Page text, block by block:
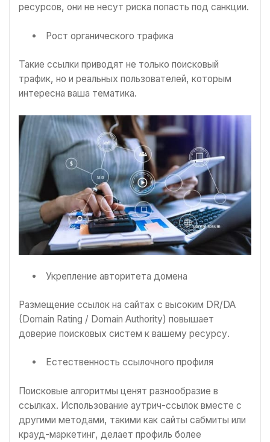
ресурсов, они не несут риска попасть под санкции.
Рост органического трафика
Такие ссылки приводят не только поисковый
трафик, но и реальных пользователей, которым
интересна ваша тематика.
Укрепление авторитета домена
Размещение ссылок на сайтах с высоким DR/DA
(Domain Rating / Domain Authority) повышает
доверие поисковых систем к вашему ресурсу.
Естественность ссылочного профиля
Поисковые алгоритмы ценят разнообразие в
ссылках. Использование аутрич-ссылок вместе с
другими методами, такими как сайты сабмиты или
крауд-маркетинг, делает профиль более